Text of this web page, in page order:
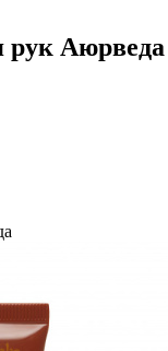
Аюрведа